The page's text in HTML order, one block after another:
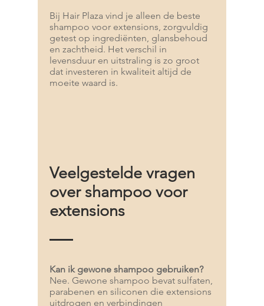
Bij Hair Plaza vind je alleen de beste
shampoo voor extensions, zorgvuldig
getest op ingrediënten, glansbehoud
en zachtheid. Het verschil in
levensduur en uitstraling is zo groot
dat investeren in kwaliteit altijd de
moeite waard is.
Veelgestelde vragen
over shampoo voor
extensions
Kan ik gewone shampoo gebruiken?
Nee. Gewone shampoo bevat sulfaten,
parabenen en siliconen die extensions
uitdrogen en verbindingen